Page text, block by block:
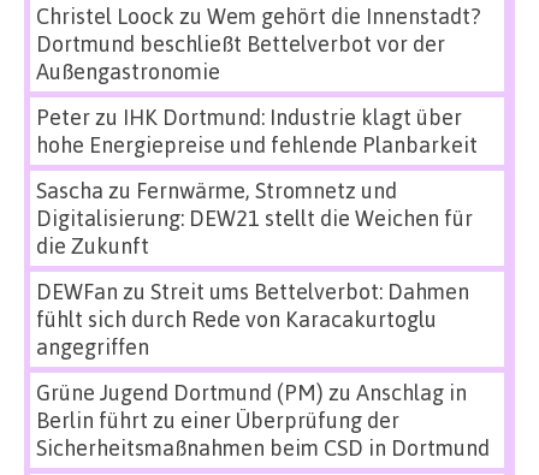
Christel Loock zu Wem gehört die Innenstadt?
Dortmund beschließt Bettelverbot vor der
Außengastronomie
Peterzu IHK Dortmund: Industrie klagt über
hohe Energiepreise und fehlende Planbarkeit
Sascha zu Fernwärme, Stromnetz und
Digitalisierung: DEW21 stellt die Weichen für
die Zukunft
DEWFan zu Streit ums Bettelverbot: Dahmen
fühlt sich durch Rede von Karacakurtoglu
angegriffen
Grüne Jugend Dortmund (PM) zu Anschlag in
Berlin führt zu einer Überprüfung der
Sicherheitsmaßnahmen beim CSD in Dortmund